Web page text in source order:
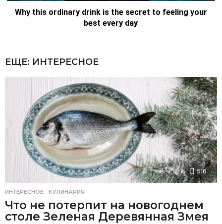
ЕЩЕ: ИНТЕРЕСНОЕ
516
ИНТЕРЕСНОЕ ,КУЛИНАРИЯ
Что не потерпит на новогоднем
столе Зеленая Деревянная Змея